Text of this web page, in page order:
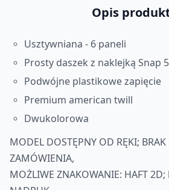
Opis
Usztywniana - 6 paneli
Prosty daszek z naklejką Snap
Podwójne plastikowe zapięcie
Premium american twill
Dwukolorowa
MODEL DOSTĘPNY OD RĘKI;
ZAMÓWIENIA,
MOŻLIWE ZNAKOWANIE: HAFT 2D;